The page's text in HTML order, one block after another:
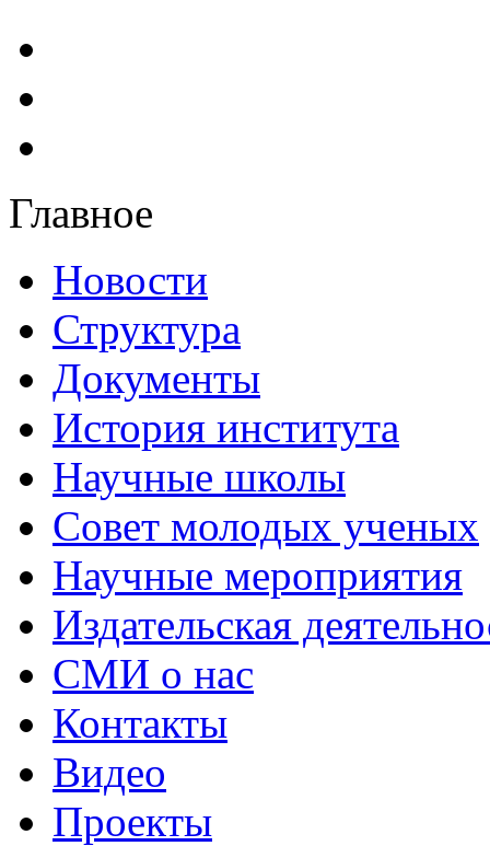
Главное
Новости
Структура
Документы
История института
Научные школы
Совет молодых ученых
Научные мероприятия
Издательская
СМИ о нас
Контакты
Видео
Проекты